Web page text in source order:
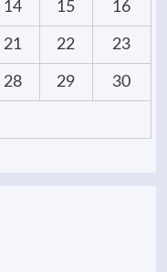
14 15 16
21 22 23
28 29 30